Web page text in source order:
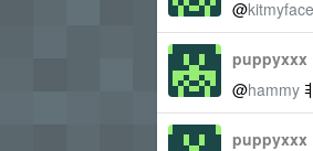
@
puppyxxx
@hammy
puppyxxx